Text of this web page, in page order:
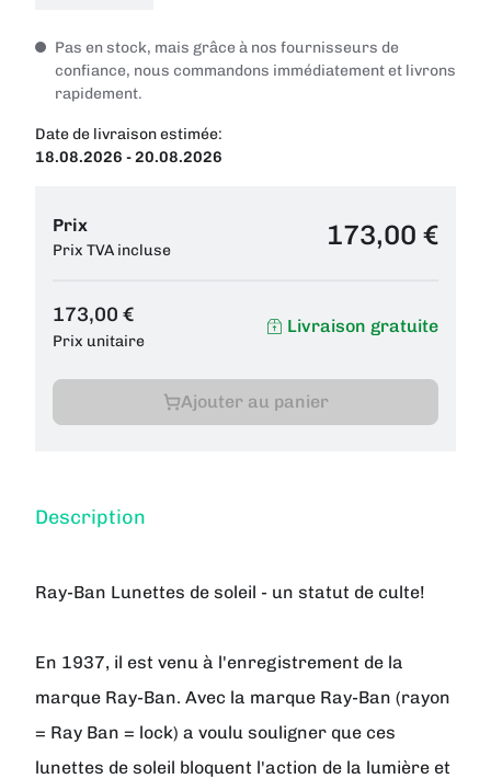
Pas en stock, mais grâce à nos fournisseurs de
confiance, nous commandons immédiatement et livrons
rapidement.
Date de livraison estimée:
18.08.2026 - 20.08.2026
Prix
Prix TVA incluse 173,00 €
173,00 €
Prix unitaire
Livraison gratuite
Ajouter au panier
Description
Ray-Ban Lunettes de soleil - un statut de culte!
En 1937, il est venu à l'enregistrement de la
marque Ray-Ban. Avec la marque Ray-Ban (rayon
= Ray Ban = lock) a voulu souligner que ces
lunettes de soleil bloquent l'action de la lumière et